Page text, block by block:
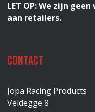
LET OP: We zijn
aan retailers.
Contact
Jopa Racing Products
Veldegge 8